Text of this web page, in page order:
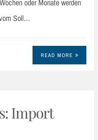
oder Monate werden
Soll…
READ MORE
Import